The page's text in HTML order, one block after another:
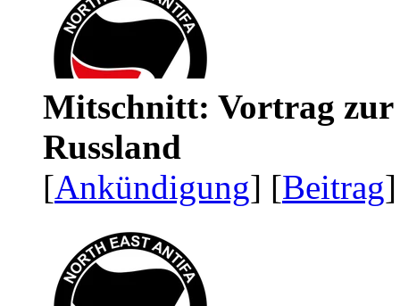
Mitschnitt: Vortrag zur
Russland
[Ankündigung] [Beitrag